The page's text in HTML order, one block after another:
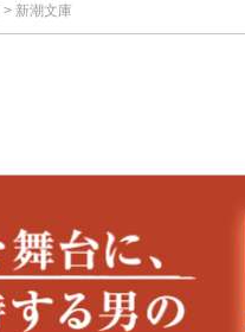
> 新潮文庫